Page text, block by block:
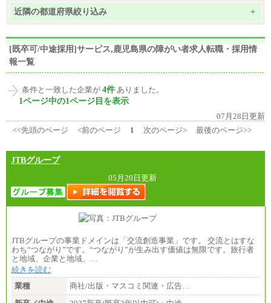
近隣の都道府県絞り込み +
[既卒可/中途採用]サービス,鹿児島県の障がい者求人転職・採用情
報一覧
条件と一致した企業が 4件 ありました。
1ページ中の1ページ目を表示
07月28日更新
<<先頭のページ
<前のページ 1 次のページ> 最後のページ>>
JTBグループ
05月20日更新
JTBグループの事業ドメインは「交流創造事業」です。 交流とはすな
わち“つながり”です。“つながり”が生み出す価値は無限です。旅行者
と地域、企業と地域、…
続きを読む
業種
商社/出版・マスコミ関連・広告…